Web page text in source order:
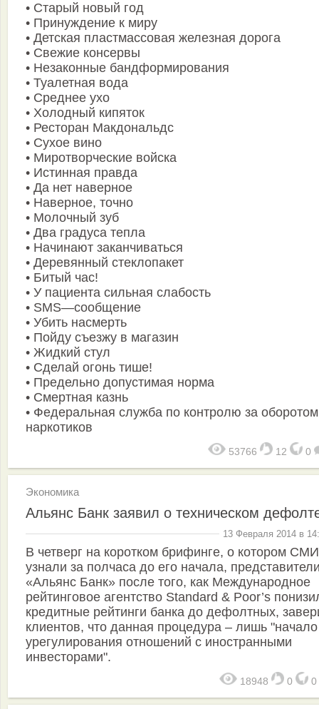
• Старый новый год
• Принуждение к миру
• Детская пластмассовая железная дорога
• Свежие консервы
• Незаконные бандформирования
• Туалетная вода
• Среднее ухо
• Холодный кипяток
• Ресторан Макдональдс
• Сухое вино
• Миротворческие войска
• Истинная правда
• Да нет наверное
• Наверное, точно
• Молочный зуб
• Два градуса тепла
• Начинают заканчиваться
• Деревянный стеклопакет
• Битый час!
• У пациента сильная слабость
• SMS—сообщение
• Убить насмерть
• Пойду съезжу в магазин
• Жидкий стул
• Сделай огонь тише!
• Предельно допустимая норма
• Смертная казнь
• Федеральная служба по контролю за оборотом
наркотиков
53766 12 0
Экономика
Альянс Банк заявил о техническом
13 Февраля 2014 в
В четверг на коротком брифинге, о котором СМИ
узнали за полчаса до его начала,
«Альянс Банк» после того, как Международное
рейтинговое агентство Standard & Poor’s
кредитные рейтинги банка до дефолтных,
клиентов, что данная процедура – лишь "начало
урегулирования отношений с иностранными
инвесторами".
18948 0 0